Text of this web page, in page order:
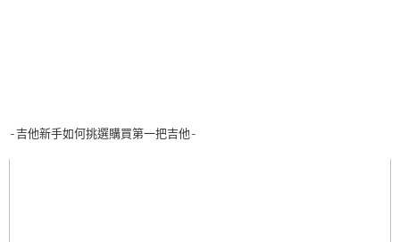
-吉他新手如何挑選購買第一把吉他-